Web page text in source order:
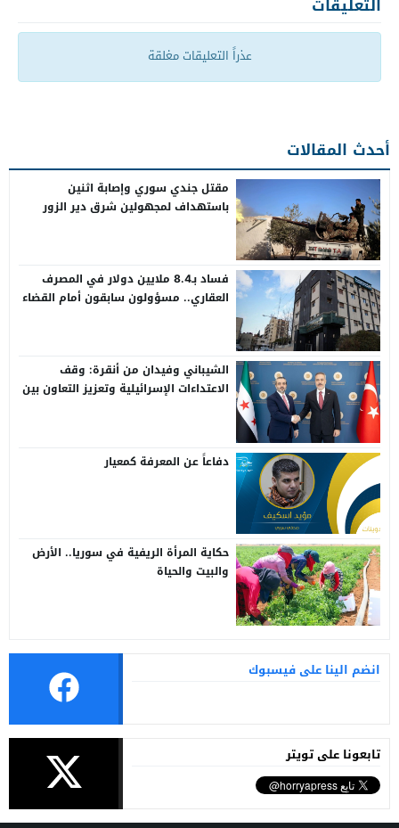
عذراً التعليقات مغلقة
أحدث المقالات
مقتل جندي سوري وإصابة اثنين
باستهداف لمجهولين شرق دير الزور
فساد بـ8.4 ملايين دولار في المصرف
العقاري.. مسؤولون سابقون أمام القضاء
الشيباني وفيدان من أنقرة: وقف
الاعتداءات الإسرائيلية وتعزيز التعاون بين
دفاعاً عن المعرفة كمعيار
حكاية المرأة الريفية في سوريا.. الأرض
والبيت والحياة
انضم الينا على فيسبوك
تابعونا على تويتر